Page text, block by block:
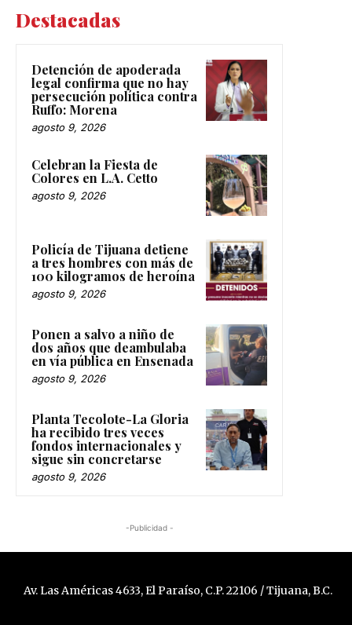
Destacadas
Detención de apoderada
legal confirma que no hay
persecución política contra
Ruffo: Morena
agosto 9, 2026
Celebran la Fiesta de
Colores en L.A. Cetto
agosto 9, 2026
Policía de Tijuana detiene
a tres hombres con más de
100 kilogramos de heroína
agosto 9, 2026
Ponen a salvo a niño de
dos años que deambulaba
en vía pública en Ensenada
agosto 9, 2026
Planta Tecolote-La Gloria
ha recibido tres veces
fondos internacionales y
sigue sin concretarse
agosto 9, 2026
-Publicidad -
Av. Las Américas 4633, El Paraíso, C.P. 22106 / Tijuana, B.C.